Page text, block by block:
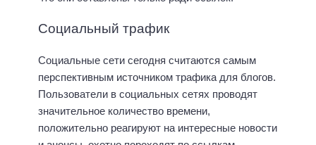
Социальный трафик
Социальные сети сегодня считаются самым
перспективным источником трафика для блогов.
Пользователи в социальных сетях проводят
значительное количество времени,
положительно реагируют на интересные новости